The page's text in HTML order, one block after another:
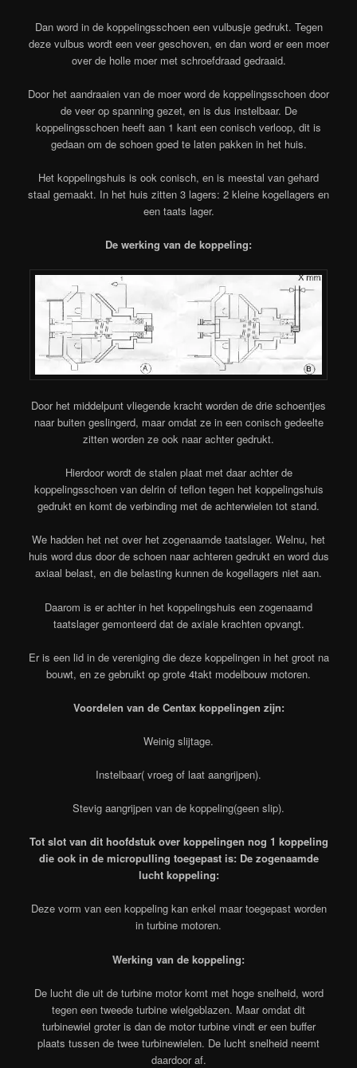
Dan word in de koppelingsschoen een vulbusje gedrukt. Tegen
deze vulbus wordt een veer geschoven, en dan word er een moer
over de holle moer met schroefdraad gedraaid.
Door het aandraaien van de moer word de koppelingsschoen door
de veer op spanning gezet, en is dus instelbaar. De
koppelingsschoen heeft aan 1 kant een conisch verloop, dit is
gedaan om de schoen goed te laten pakken in het huis.
Het koppelingshuis is ook conisch, en is meestal van gehard
staal gemaakt. In het huis zitten 3 lagers: 2 kleine kogellagers en
een taats lager.
De werking van de koppeling:
Door het middelpunt vliegende kracht worden de drie schoentjes
naar buiten geslingerd, maar omdat ze in een conisch gedeelte
zitten worden ze ook naar achter gedrukt.
Hierdoor wordt de stalen plaat met daar achter de
koppelingsschoen van delrin of teflon tegen het koppelingshuis
gedrukt en komt de verbinding met de achterwielen tot stand.
We hadden het net over het zogenaamde taatslager. Welnu, het
huis word dus door de schoen naar achteren gedrukt en word dus
axiaal belast, en die belasting kunnen de kogellagers niet aan.
Daarom is er achter in het koppelingshuis een zogenaamd
taatslager gemonteerd dat de axiale krachten opvangt.
Er is een lid in de vereniging die deze koppelingen in het groot na
bouwt, en ze gebruikt op grote 4takt modelbouw motoren.
Voordelen van de Centax koppelingen zijn:
Weinig slijtage.
Instelbaar( vroeg of laat aangrijpen).
Stevig aangrijpen van de koppeling(geen slip).
Tot slot van dit hoofdstuk over koppelingen nog 1 koppeling
die ook in de micropulling toegepast is: De zogenaamde
lucht koppeling:
Deze vorm van een koppeling kan enkel maar toegepast worden
in turbine motoren.
Werking van de koppeling:
De lucht die uit de turbine motor komt met hoge snelheid, word
tegen een tweede turbine wielgeblazen. Maar omdat dit
turbinewiel groter is dan de motor turbine vindt er een buffer
plaats tussen de twee turbinewielen. De lucht snelheid neemt
daardoor af.